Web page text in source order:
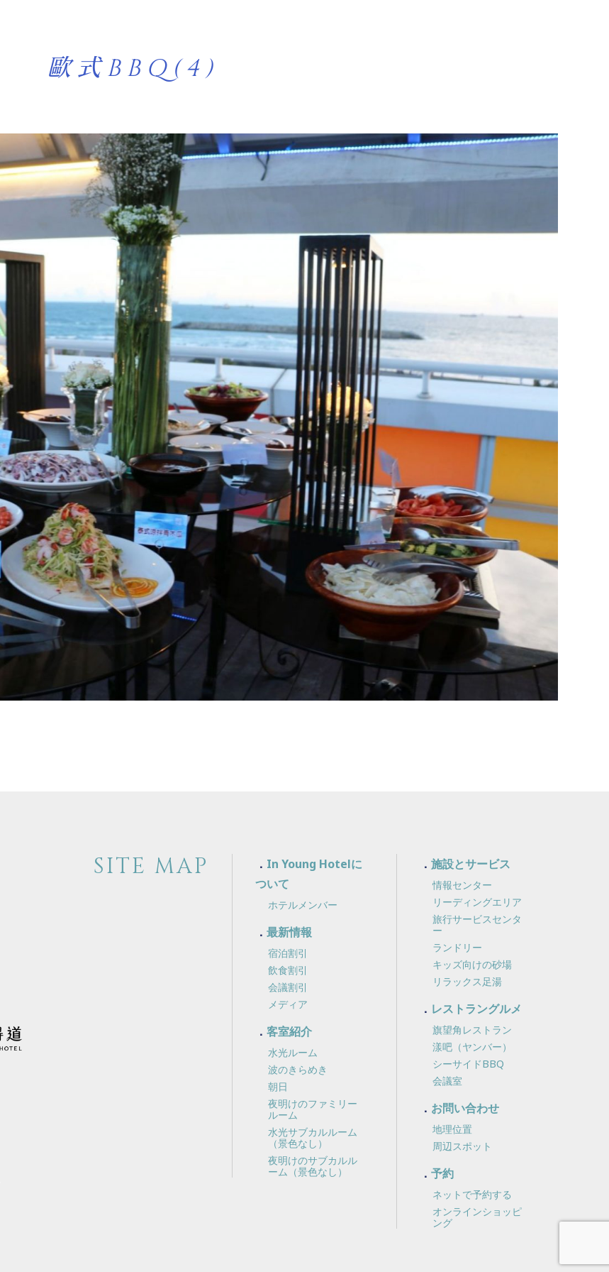
歐式BBQ(4)
SITE MAP
In Young Hotelに
ついて
ホテルメンバー
最新情報
宿泊割引
飲食割引
会議割引
メディア
客室紹介
水光ルーム
波のきらめき
朝日
夜明けのファミリー
ルーム
水光サブカルルーム
（景色なし）
夜明けのサブカルル
ーム（景色なし）
施設とサービス
情報センター
リーディングエリア
旅行サービスセンタ
ー
ランドリー
キッズ向けの砂場
リラックス足湯
レストラングルメ
旗望角レストラン
漾吧（ヤンバー）
シーサイドBBQ
会議室
お問い合わせ
地理位置
周辺スポット
予約
ネットで予約する
オンラインショッピ
ング